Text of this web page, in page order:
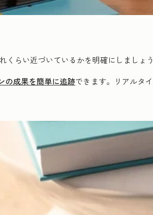
らい近づいているかを明確にしましょう
の成果を簡単に追跡できます。リアルタ